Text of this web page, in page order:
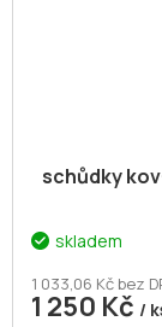
schůdky
skladem
1 033,06 Kč bez
1 250 Kč /